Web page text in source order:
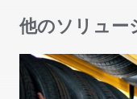
他のソリュー